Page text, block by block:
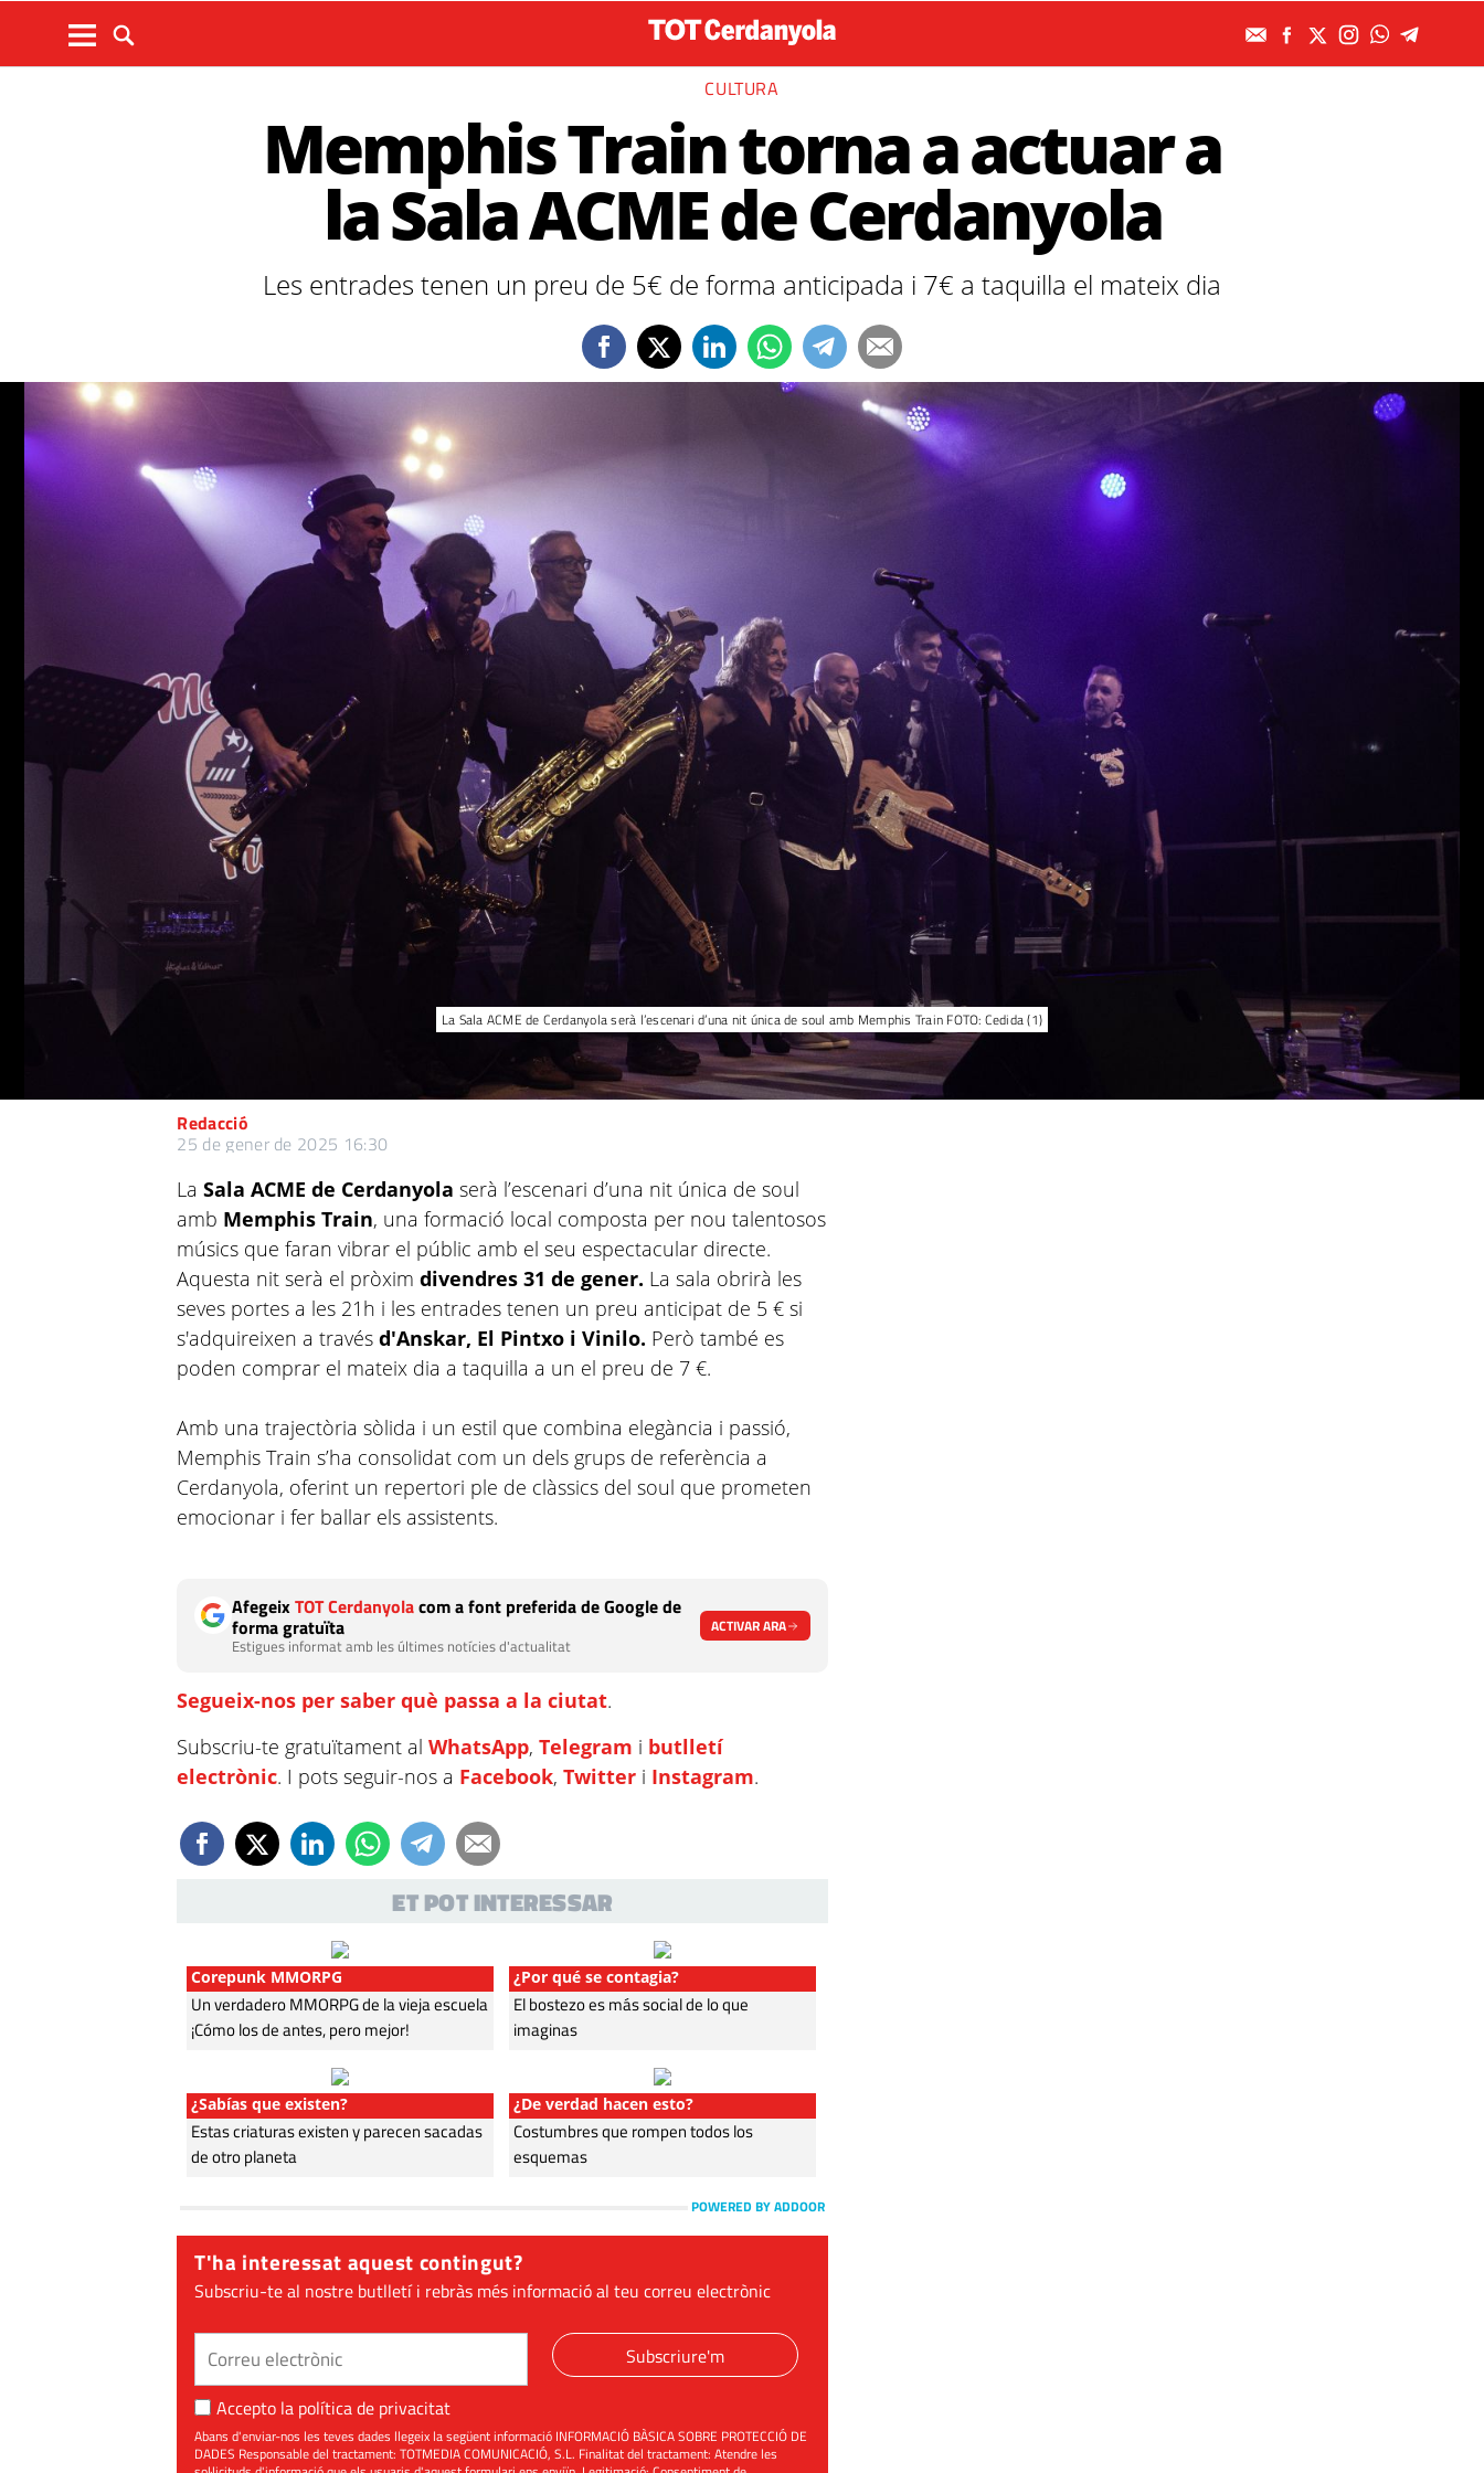
CULTURA
Memphis Train torna a actuar a
la Sala ACME de Cerdanyola
Les entrades tenen un preu de 5€ de forma anticipada i 7€ a taquilla el mateix dia
La Sala ACME de Cerdanyola serà l’escenari d’una nit única de soul amb Memphis Train FOTO: Cedida (1)
Redacció
25 de gener de 2025 16:30
LaSala ACME de Cerdanyolaserà l’escenari d’una nit única de soul
amb Memphis Train, una formació local composta per nou talentosos
músics que faran vibrar el públic amb el seu espectacular directe.
Aquesta nit serà el pròximdivendres 31 de gener. La sala obrirà les
seves portes a les 21h i les entrades tenen un preu anticipat de 5 € si
s'adquireixen a travésd'Anskar, El Pintxo i Vinilo. Però també es
poden comprar el mateix dia a taquilla a un el preu de 7 €.
Amb una trajectòria sòlida i un estil que combina elegància i passió,
Memphis Train s’ha consolidat com un dels grups de referència a
Cerdanyola, oferint un repertori ple de clàssics del soul que prometen
emocionar i fer ballar els assistents.
AfegeixTOT Cerdanyolacom a font preferida de Google de
forma gratuïta
Estigues informat amb les últimes notícies d'actualitat
ACTIVAR ARA
Segueix-nos per saber què passa a la ciutat.
Subscriu-te gratuïtament alWhatsApp,Telegram i butlletí
electrònic. I pots seguir-nos a Facebook,Twitter i Instagram.
ET POT INTERESSAR
Corepunk MMORPG
Un verdadero MMORPG de la vieja escuela
¡Cómo los de antes, pero mejor!
¿Por qué se contagia?
El bostezo es más social de lo que
imaginas
¿Sabías que existen?
Estas criaturas existen y parecen sacadas
de otro planeta
¿De verdad hacen esto?
Costumbres que rompen todos los
esquemas
POWERED BY ADDOOR
T'ha interessat aquest contingut?
Subscriu-te al nostre butlletí i rebràs més informació al teu correu electrònic
Subscriure'm
Accepto la política de privacitat
Abans d'enviar-nos les teves dades llegeix la següent informació INFORMACIÓ BÀSICA SOBRE PROTECCIÓ DE
DADES Responsable del tractament: TOTMEDIA COMUNICACIÓ, S.L. Finalitat del tractament: Atendre les